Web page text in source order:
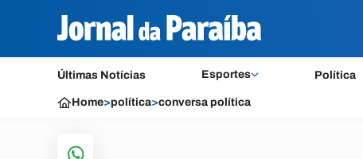
Últimas Notícias Esportes Política
Home>política>conversa política